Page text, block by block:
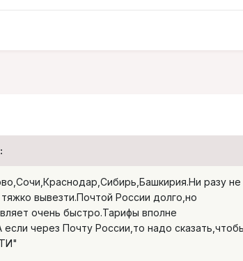
разу не
вывезти.Почтой России долго,но
очень быстро.Тарифы вполне
через Почту России,то надо